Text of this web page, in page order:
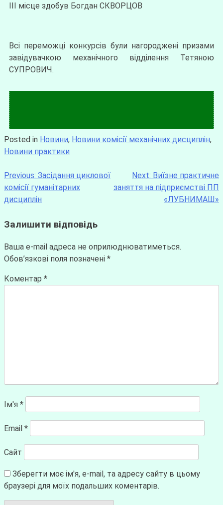
ІІІ місце здобув Богдан СКВОРЦОВ
Всі переможці конкурсів були нагороджені призами
завідувачкою механічного відділення Тетяною
СУПРОВИЧ.
Posted in Новини, Новини комісії механічних дисциплін,
Новини практики
Previous: Засідання циклової
комісії гуманітарних
дисциплін
Next: Виїзне практичне
заняття на підприємстві ПП
«ЛУБНИМАШ»
Залишити відповідь
Ваша e-mail адреса не оприлюднюватиметься.
Обов’язкові поля позначені *
Коментар *
Ім'я *
Email *
Сайт
Зберегти моє ім'я, e-mail, та адресу сайту в цьому
браузері для моїх подальших коментарів.